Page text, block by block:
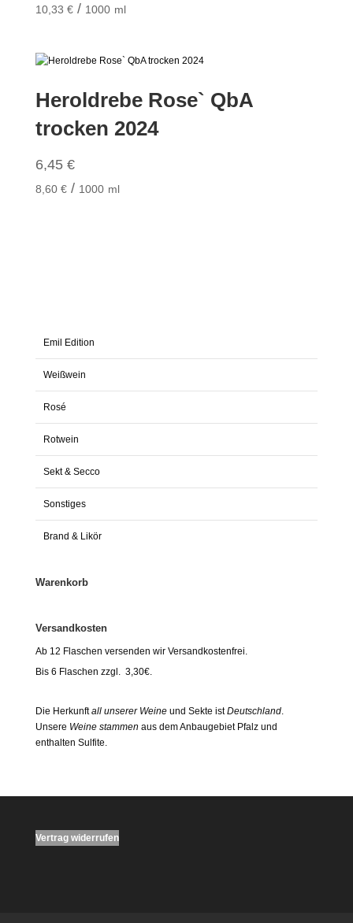
10,33 €/ 1000 ml
Heroldrebe Rose` QbA
trocken 2024
6,45 €
8,60 €/ 1000 ml
Emil Edition
Weißwein
Rosé
Rotwein
Sekt & Secco
Sonstiges
Brand & Likör
Warenkorb
Versandkosten
Ab 12 Flaschen versenden wir Versandkostenfrei.
Bis 6 Flaschen zzgl. 3,30€.
Die Herkunftall unserer Weineund Sekte istDeutschland.
Unsere Weine stammen aus dem Anbaugebiet Pfalz und
enthalten Sulfite.
Vertrag widerrufen